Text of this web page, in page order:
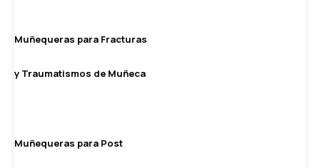
Muñequeras para Fracturas
y Traumatismos de Muñeca
Muñequeras para Post